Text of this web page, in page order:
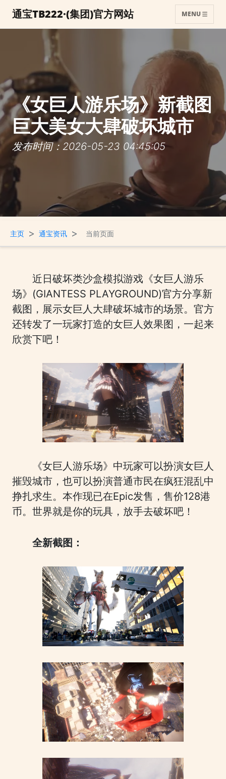
通宝TB222·(集团)官方网站 MENU
《女巨人游乐场》新截图
巨大美女大肆破坏城市
发布时间：2026-05-23 04:45:05
主页 > 通宝资讯 > 当前页面
近日破坏类沙盒模拟游戏《女巨人游乐
场》(GIANTESS PLAYGROUND)官方分享新
截图，展示女巨人大肆破坏城市的场景。官方
还转发了一玩家打造的女巨人效果图，一起来
欣赏下吧！
《女巨人游乐场》中玩家可以扮演女巨人
摧毁城市，也可以扮演普通市民在疯狂混乱中
挣扎求生。本作现已在Epic发售，售价128港
币。世界就是你的玩具，放手去破坏吧！
全新截图：